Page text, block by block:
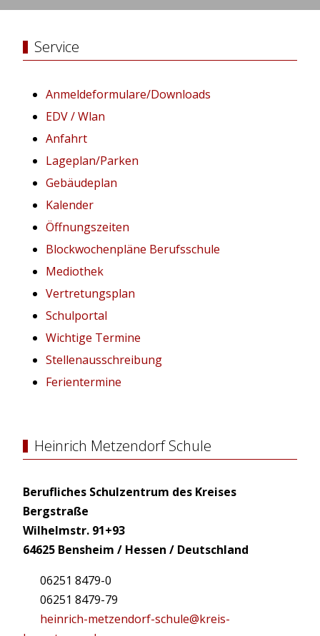
Service
Anmeldeformulare/Downloads
EDV / Wlan
Anfahrt
Lageplan/Parken
Gebäudeplan
Kalender
Öffnungszeiten
Blockwochenpläne Berufsschule
Mediothek
Vertretungsplan
Schulportal
Wichtige Termine
Stellenausschreibung
Ferientermine
Heinrich Metzendorf Schule
Berufliches Schulzentrum des Kreises
Bergstraße
Wilhelmstr. 91+93
64625 Bensheim / Hessen / Deutschland
06251 8479-0
06251 8479-79
heinrich-metzendorf-schule@kreis-